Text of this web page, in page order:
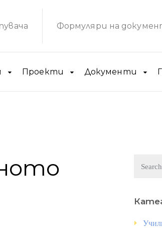
Формуляри на
Проекти Документи